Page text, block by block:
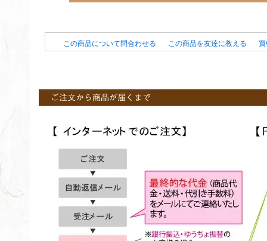
この商品について問合わせる この商品を友達に教える